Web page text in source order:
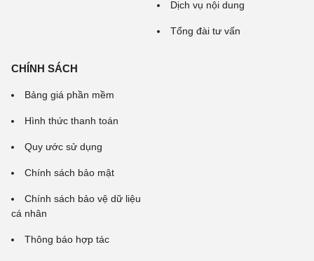
Dịch vụ nội dung
Tổng đài tư vấn
CHÍNH SÁCH
Bảng giá phần mềm
Hình thức thanh toán
Quy ước sử dụng
Chính sách bảo mật
Chính sách bảo vệ dữ liệu
cá nhân
Thông báo hợp tác